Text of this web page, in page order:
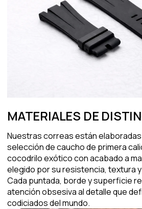
MATERIALES DE
Nuestras correas están
selección de caucho de primera
cocodrilo exótico con acabado a
elegido por su resistencia, textura
Cada puntada, borde y superficie
atención obsesiva al detalle que
codiciados del mundo.